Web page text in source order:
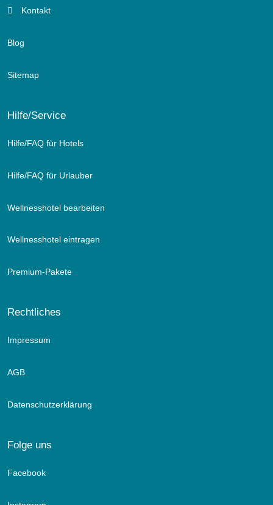
Kontakt
Blog
Sitemap
Hilfe/Service
Hilfe/FAQ für Hotels
Hilfe/FAQ für Urlauber
Wellnesshotel bearbeiten
Wellnesshotel eintragen
Premium-Pakete
Rechtliches
Impressum
AGB
Datenschutzerklärung
Folge uns
Facebook